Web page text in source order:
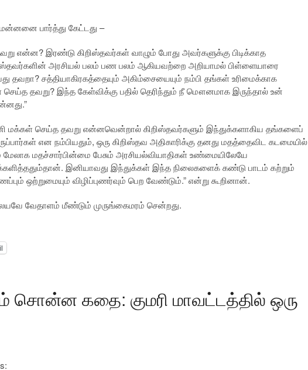
பார்த்து கேட்டது –
என்ன? இரண்டு கிறிஸ்தவர்கள் வாழும் போது அவர்களுக்கு பிடிக்காத
அரசியல் பலம் பண பலம் ஆகியவற்றை அறியாமல் பிள்ளையாரை
தவறா? சத்தியாகிரகத்தையும் அகிம்சையையும் நம்பி தங்கள் உரிமைக்காக
தவறு? இந்த கேள்விக்கு பதில் தெரிந்தும் நீ மௌனமாக இருந்தால் உன்
மக்கள் செய்த தவறு என்னவென்றால் கிறிஸ்தவர்களும் இந்துக்களாகிய தங்களைப்
என நம்பியதும், ஒரு கிறிஸ்தவ அதிகாரிக்கு தனது மதத்தைவிட கடமையில்
மேலாக மதச்சார்பின்மை பேசும் அரசியல்வியாதிகள் உண்மையிலேயே
இனியாவது இந்துக்கள் இந்த நிலைகளைக் கண்டு பாடம் கற்றும்
ஒற்றுமையும் விழிப்புணர்வும் பெற வேண்டும்.” என்று கூறினான்.
வேதாளம் மீண்டும் முருங்கைமரம் சென்றது.
சொன்ன கதை: குமரி மாவட்டத்தில் ஒரு